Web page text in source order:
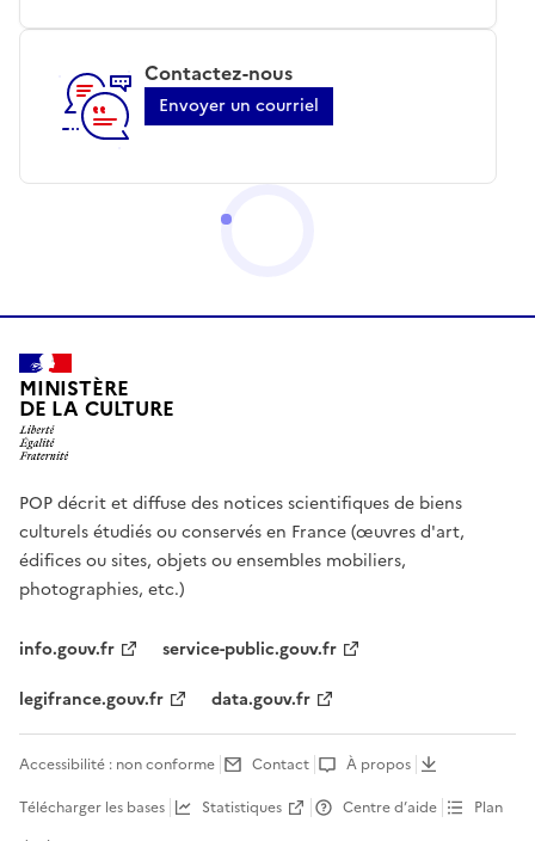
Contactez-nous
Envoyer un courriel
MINISTÈRE
DE LA CULTURE
POP décrit et diffuse des notices scientifiques de biens
culturels étudiés ou conservés en France (œuvres d'art,
édifices ou sites, objets ou ensembles mobiliers,
photographies, etc.)
info.gouv.fr
service-public.gouv.fr
legifrance.gouv.fr
data.gouv.fr
Accessibilité : non conforme Contact
À propos
Télécharger les bases
Statistiques Centre d’aide
Plan